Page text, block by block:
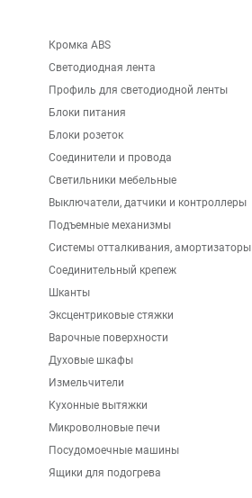
Кромка ABS
Светодиодная лента
Профиль для светодиодной ленты
Блоки питания
Блоки розеток
Соединители и провода
Светильники мебельные
Выключатели, датчики и контроллеры
Подъемные механизмы
Системы отталкивания, амортизаторы
Соединительный крепеж
Шканты
Эксцентриковые стяжки
Варочные поверхности
Духовые шкафы
Измельчители
Кухонные вытяжки
Микроволновые печи
Посудомоечные машины
Ящики для подогрева